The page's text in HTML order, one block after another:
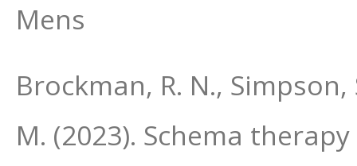
Mens
Brockman, R. N.,
M. (2023). Schema